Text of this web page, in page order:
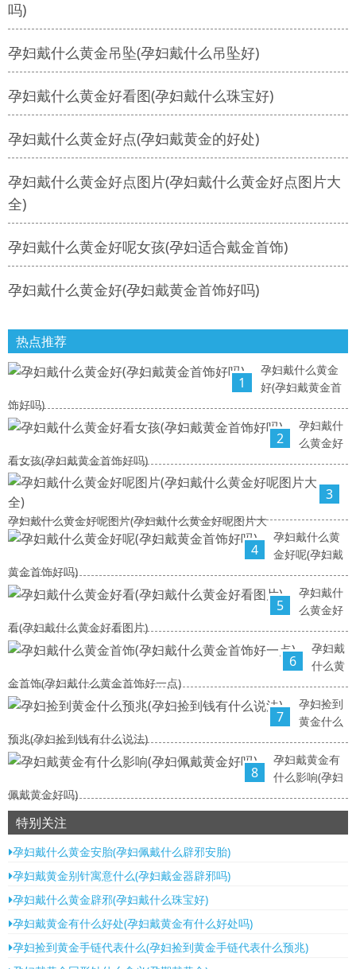
吗)
孕妇戴什么黄金吊坠(孕妇戴什么吊坠好)
孕妇戴什么黄金好看图(孕妇戴什么珠宝好)
孕妇戴什么黄金好点(孕妇戴黄金的好处)
孕妇戴什么黄金好点图片(孕妇戴什么黄金好点图片大
全)
孕妇戴什么黄金好呢女孩(孕妇适合戴金首饰)
孕妇戴什么黄金好(孕妇戴黄金首饰好吗)
热点推荐
1
孕妇戴什么黄金
好(孕妇戴黄金首
饰好吗)
2
孕妇戴什
么黄金好
看女孩(孕妇戴黄金首饰好吗)
3
孕妇戴什么黄金好呢图片(孕妇戴什么黄金好呢图片大
4
孕妇戴什么黄
金好呢(孕妇戴
黄金首饰好吗)
5
孕妇戴什
么黄金好
看(孕妇戴什么黄金好看图片)
6
孕妇戴
什么黄
金首饰(孕妇戴什么黄金首饰好一点)
7
孕妇捡到
黄金什么
预兆(孕妇捡到钱有什么说法)
8
孕妇戴黄金有
什么影响(孕妇
佩戴黄金好吗)
特别关注
孕妇戴什么黄金安胎(孕妇佩戴什么辟邪安胎)
孕妇戴黄金别针寓意什么(孕妇戴金器辟邪吗)
孕妇戴什么黄金辟邪(孕妇戴什么珠宝好)
孕妇戴黄金有什么好处(孕妇戴黄金有什么好处吗)
孕妇捡到黄金手链代表什么(孕妇捡到黄金手链代表什么预兆)